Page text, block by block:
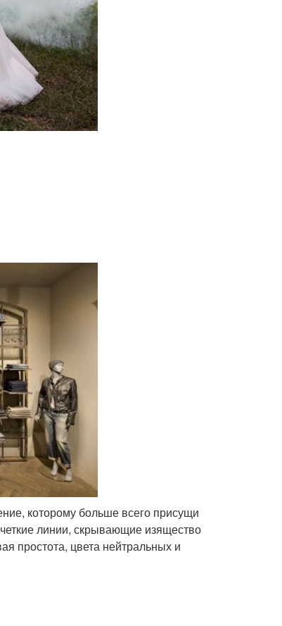
которому больше всего присущи
линии, скрывающие изящество
простота, цвета нейтральных и